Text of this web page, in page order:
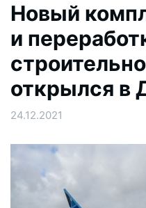
Новый
и
открылся в
24.12.2021